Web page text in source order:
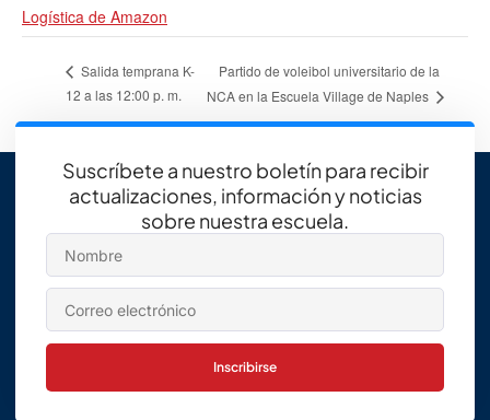
Logística de Amazon
Salida temprana K-
12 a las 12:00 p. m.
Partido de voleibol universitario de la
NCA en la Escuela Village de Naples
Suscríbete a nuestro boletín para recibir
actualizaciones, información y noticias
sobre nuestra escuela.
Inscribirse